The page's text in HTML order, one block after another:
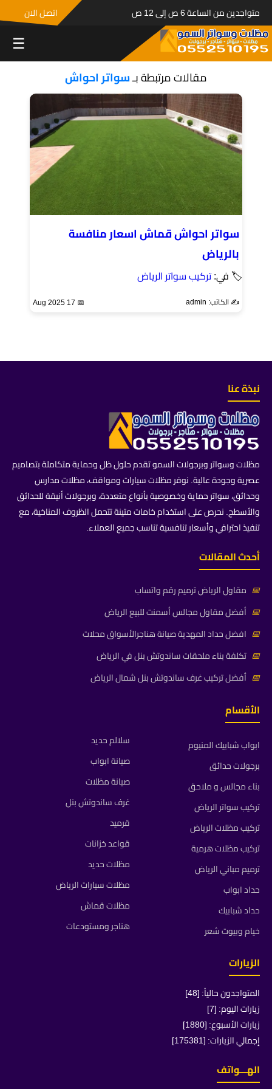
متواجدين من الساعة 6 ص إلى 12 ص اتصل الان
☰
مقالات مرتبطة بـسواتر احواش
سواتر احواش قماش اسعار منافسة
بالرياض
🏷 في:تركيب سواتر الرياض
✍️ الكاتب: admin 📅 17 Aug 2025
نبذة عنا
مظلات وسواتر وبرجولات السمو تقدم حلول ظل وحماية متكاملة بتصاميم
عصرية وجودة عالية. نوفر مظلات سيارات ومواقف، مظلات مدارس
وحدائق، سواتر حماية وخصوصية بأنواع متعددة، وبرجولات أنيقة للحدائق
والأسطح. نحرص على استخدام خامات متينة تتحمل الظروف المناخية، مع
تنفيذ احترافي وأسعار تنافسية تناسب جميع العملاء.
أحدث المقالات
📅 مقاول الرياض ترميم رقم واتساب
📅 أفضل مقاول مجالس أسمنت للبيع الرياض
📅 افضل حداد المهدية صيانة هناجرالأسواق محلات
📅 تكلفة بناء ملحقات ساندوتش بنل في الرياض
📅 أفضل تركيب غرف ساندوتش بنل شمال الرياض
الأقسام
ابواب شبابيك المنيوم
برجولات حدائق
بناء مجالس و ملاحق
تركيب سواتر الرياض
تركيب مظلات الرياض
تركيب مظلات هرمية
ترميم مباني الرياض
حداد ابواب
حداد شبابيك
خيام وبيوت شعر
سلالم حديد
صيانة ابواب
صيانة مظلات
غرف ساندوتش بنل
قرميد
قواعد خزانات
مظلات حديد
مظلات سيارات الرياض
مظلات قماش
هناجر ومستودعات
الزيارات
المتواجدون حالياً: [48]
زيارات اليوم: [7]
زيارات الأسبوع: [1880]
إجمالي الزيارات: [175381]
الهـــواتف